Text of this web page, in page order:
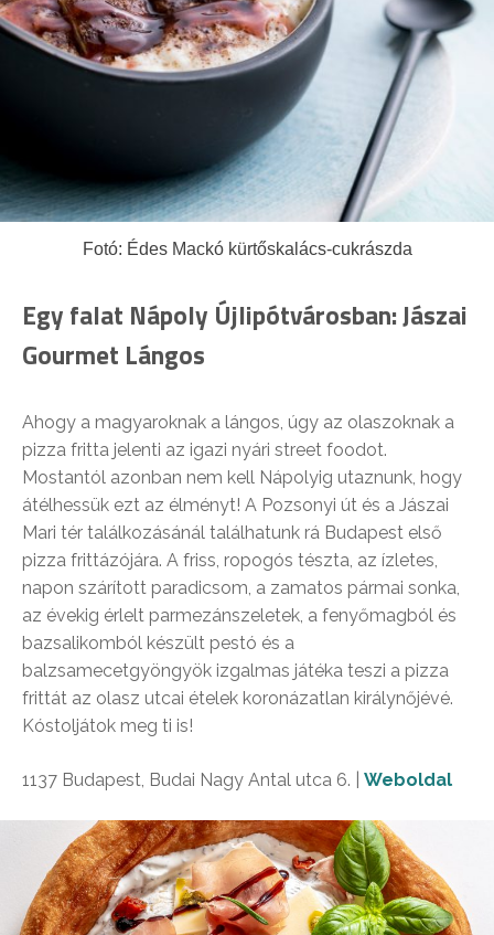
Fotó: Édes Mackó kürtőskalács-cukrászda
Egy falat Nápoly Újlipótvárosban: Jászai
Gourmet Lángos
Ahogy a magyaroknak a lángos, úgy az olaszoknak a
pizza fritta jelenti az igazi nyári street foodot.
Mostantól azonban nem kell Nápolyig utaznunk, hogy
átélhessük ezt az élményt! A Pozsonyi út és a Jászai
Mari tér találkozásánál találhatunk rá Budapest első
pizza frittázójára. A friss, ropogós tészta, az ízletes,
napon szárított paradicsom, a zamatos pármai sonka,
az évekig érlelt parmezánszeletek, a fenyőmagból és
bazsalikomból készült pestó és a
balzsamecetgyöngyök izgalmas játéka teszi a pizza
frittát az olasz utcai ételek koronázatlan királynőjévé.
Kóstoljátok meg ti is!
1137 Budapest, Budai Nagy Antal utca 6. | Weboldal